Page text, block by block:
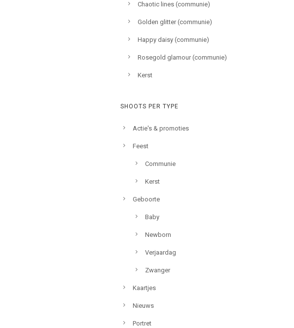
Chaotic lines (communie)
Golden glitter (communie)
Happy daisy (communie)
Rosegold glamour (communie)
Kerst
SHOOTS PER TYPE
Actie's & promoties
Feest
Communie
Kerst
Geboorte
Baby
Newborn
Verjaardag
Zwanger
Kaartjes
Nieuws
Portret